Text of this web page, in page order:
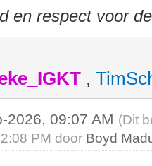
en respect voor
,
2026, 09:07 AM (Dit
PM door Boyd